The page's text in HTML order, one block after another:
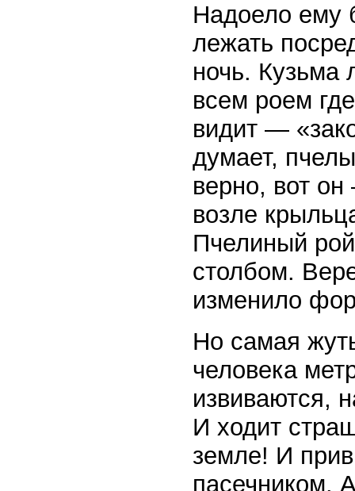
Надоело ему
лежать
ночь. Кузьма
всем роем
видит —
думает,
верно, вот он
возле
Пчелиный
столбом.
изменило
Но самая
человека
извиваются,
И ходит
земле! И
пасечником.